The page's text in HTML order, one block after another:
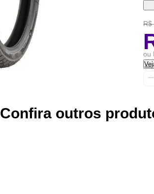
R$
ou
Confira outros